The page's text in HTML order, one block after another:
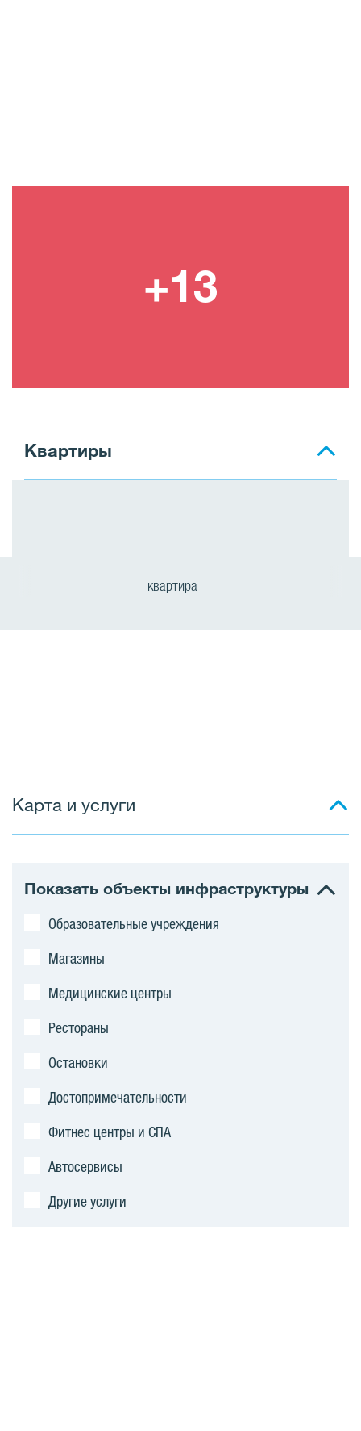
Квартиры
квартира
Карта и услуги
Показать объекты инфраструктуры
Образовательные учреждения
Магазины
Медицинские центры
Рестораны
Остановки
Достопримечательности
Фитнес центры и СПА
Автосервисы
Другие услуги